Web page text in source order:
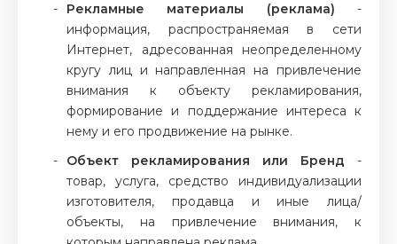
Рекламные материалы (реклама) -
информация, распространяемая в сети
Интернет, адресованная неопределенному
кругу лиц и направленная на привлечение
внимания к объекту рекламирования,
формирование и поддержание интереса к
нему и его продвижение на рынке.
Объект рекламирования или Бренд -
товар, услуга, средство индивидуализации
изготовителя, продавца и иные лица/
объекты, на привлечение внимания, к